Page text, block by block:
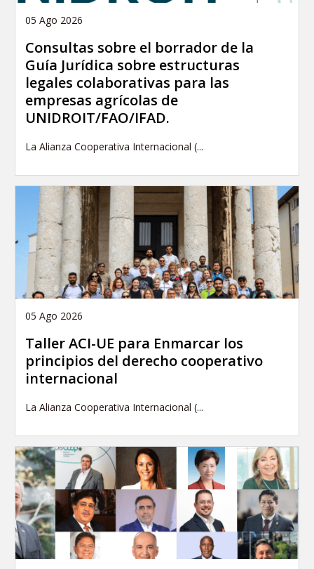
05 Ago 2026
Consultas sobre el borrador de la
Guía Jurídica sobre estructuras
legales colaborativas para las
empresas agrícolas de
UNIDROIT/FAO/IFAD.
La Alianza Cooperativa Internacional (...
05 Ago 2026
Taller ACI-UE para Enmarcar los
principios del derecho cooperativo
internacional
La Alianza Cooperativa Internacional (...